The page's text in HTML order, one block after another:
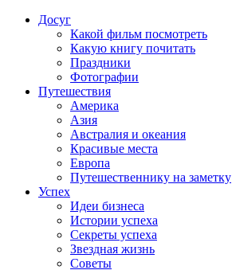
Досуг
Какой фильм посмотреть
Какую книгу почитать
Праздники
Фотографии
Путешествия
Америка
Азия
Австралия и океания
Красивые места
Европа
Путешественнику на заметку
Успех
Идеи бизнеса
Истории успеха
Секреты успеха
Звездная жизнь
Советы